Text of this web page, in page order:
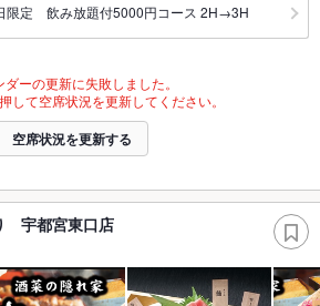
限定 飲み放題付5000円コース 2H→3H
ダーの更新に失敗しました。
して空席状況を更新してください。
空席状況を更新する
宇都宮東口店